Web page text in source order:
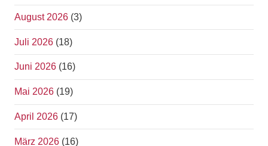
August 2026 (3)
Juli 2026 (18)
Juni 2026 (16)
Mai 2026 (19)
April 2026 (17)
März 2026 (16)